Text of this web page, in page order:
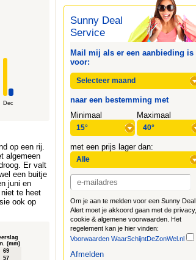
Dec
op een rij.
algemeen
Er valt
een buitje
juni en
te heet
ook op
(mm)
69
57
Sunny Deal
Service
Mail mij als er een aanbieding is
voor:
naar een bestemming met
Minimaal
Maximaal
met een prijs lager dan:
Om je aan te melden voor een Sunny Deal
Alert moet je akkoord gaan met de privacy,
cookie & algemene voorwaarden. Het
regelement kan je hier vinden:
Voorwaarden WaarSchijntDeZonWel.nl
Afmelden